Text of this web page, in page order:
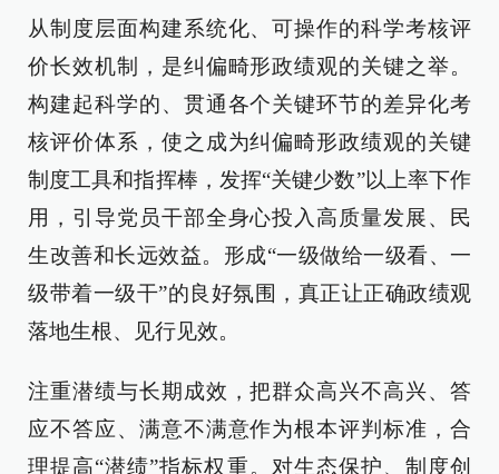
从制度层面构建系统化、可操作的科学考核评
价长效机制，是纠偏畸形政绩观的关键之举。
构建起科学的、贯通各个关键环节的差异化考
核评价体系，使之成为纠偏畸形政绩观的关键
制度工具和指挥棒，发挥“关键少数”以上率下作
用，引导党员干部全身心投入高质量发展、民
生改善和长远效益。形成“一级做给一级看、一
级带着一级干”的良好氛围，真正让正确政绩观
落地生根、见行见效。
注重潜绩与长期成效，把群众高兴不高兴、答
应不答应、满意不满意作为根本评判标准，合
理提高“潜绩”指标权重。对生态保护、制度创